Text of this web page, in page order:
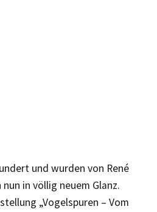
und wurden von René
in völlig neuem Glanz.
„Vogelspuren – Vom